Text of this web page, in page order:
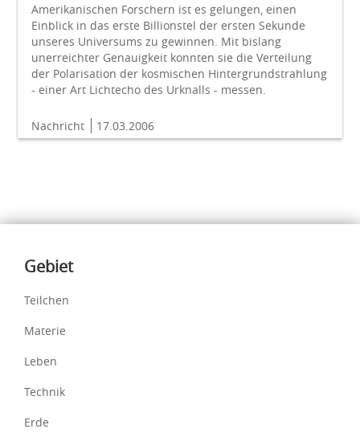
Amerikanischen Forschern ist es gelungen, einen
Einblick in das erste Billionstel der ersten Sekunde
unseres Universums zu gewinnen. Mit bislang
unerreichter Genauigkeit konnten sie die Verteilung
der Polarisation der kosmischen Hintergrundstrahlung
- einer Art Lichtecho des Urknalls - messen.
Nachricht 17.03.2006
Inhalte
Gebiet
Teilchen
Materie
Leben
Technik
Erde